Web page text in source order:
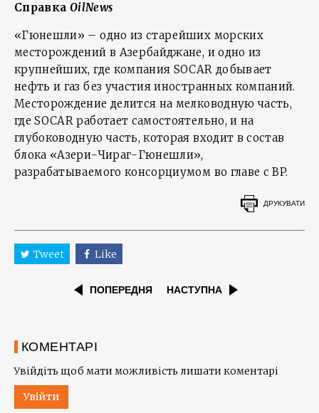
Справка OilNews
«Гюнешли» – одно из старейших морских
месторождений в Азербайджане, и одно из
крупнейших, где компания SOCAR добывает
нефть и газ без участия иностранных компаний.
Месторождение делится на мелководную часть,
где SOCAR работает самостоятельно, и на
глубоководную часть, которая входит в состав
блока «Азери-Чираг-Гюнешли»,
разрабатываемого консорциумом во главе с BP.
ДРУКУВАТИ
Tweet Like
ПОПЕРЕДНЯ НАСТУПНА
КОМЕНТАРІ
Увійдіть щоб мати можливість лишати коментарі
Увійти